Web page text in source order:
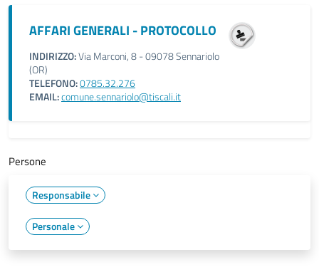
AFFARI GENERALI - PROTOCOLLO
INDIRIZZO:Via Marconi, 8 - 09078 Sennariolo
(OR)
TELEFONO:0785.32.276
EMAIL:comune.sennariolo@tiscali.it
Persone
Responsabile
Personale